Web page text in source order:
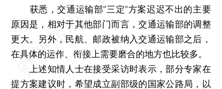
获悉，交通运输部“三定”方案迟迟不出的主要
原因是，相对于其他部门而言，交通运输部的调整
更大。另外，民航、邮政被纳入交通运输部之后，
在具体的运作、衔接上需要磨合的地方也比较多。
上述知情人士在接受采访时表示，部分专家在
提方案建议时，希望成立副部级的国家公路局，以